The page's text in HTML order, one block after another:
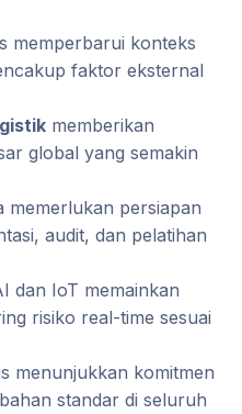
memperbarui konteks
faktor eksternal
memberikan
global yang semakin
memerlukan persiapan
audit, dan pelatihan
dan IoT memainkan
risiko real-time sesuai
menunjukkan komitmen
standar di seluruh